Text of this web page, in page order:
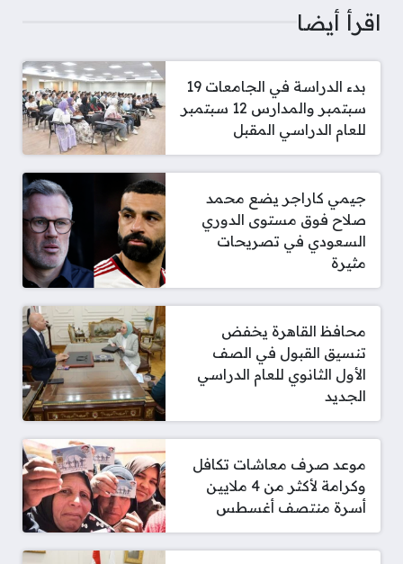
اقرأ أيضا
بدء الدراسة في الجامعات 19
سبتمبر والمدارس 12 سبتمبر
للعام الدراسي المقبل
جيمي كاراجر يضع محمد
صلاح فوق مستوى الدوري
السعودي في تصريحات
مثيرة
محافظ القاهرة يخفض
تنسيق القبول في الصف
الأول الثانوي للعام الدراسي
الجديد
موعد صرف معاشات تكافل
وكرامة لأكثر من 4 ملايين
أسرة منتصف أغسطس